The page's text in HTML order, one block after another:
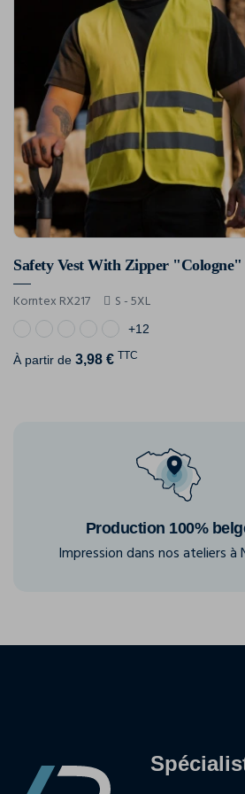
Safety Vest With Zipper "Cologne"
Korntex RX217 S - 5XL
+12
À partir de 3,98 € TTC
Production 100%
Impression dans nos ateliers à